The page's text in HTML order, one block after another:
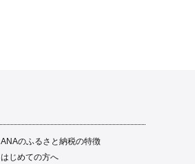
ANAのふるさと納税の特徴
はじめての方へ